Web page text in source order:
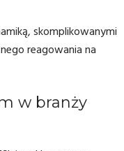
skomplikowanymi
reagowania na
w branży